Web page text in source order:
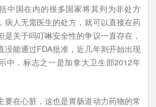
中国在内的很多国家将其列为非处方
病人无需医生的处方，就可以直接在药
是关于吗叮啉安全性的争议一直存在，
没能通过FDA批准，近几年则开始出现
中，标志之一是加拿大卫生部2012年
要在心脏，这也是胃肠道动力药物的常